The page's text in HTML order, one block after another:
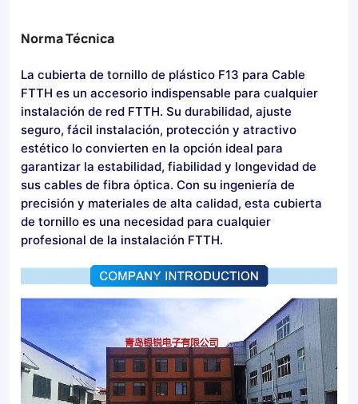
Norma Técnica
La cubierta de tornillo de plástico F13 para Cable
FTTH es un accesorio indispensable para cualquier
instalación de red FTTH. Su durabilidad, ajuste
seguro, fácil instalación, protección y atractivo
estético lo convierten en la opción ideal para
garantizar la estabilidad, fiabilidad y longevidad de
sus cables de fibra óptica. Con su ingeniería de
precisión y materiales de alta calidad, esta cubierta
de tornillo es una necesidad para cualquier
profesional de la instalación FTTH.